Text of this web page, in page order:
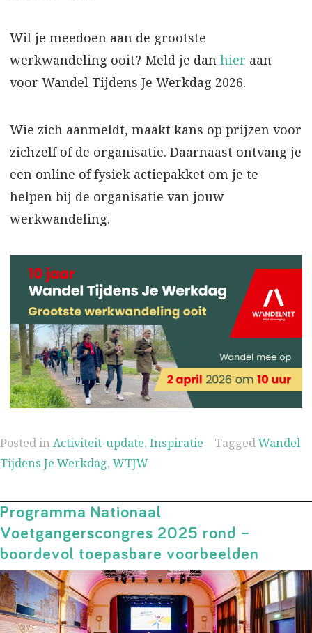
Wil je meedoen aan de grootste
werkwandeling ooit? Meld je dan hier aan
voor Wandel Tijdens Je Werkdag 2026.
Wie zich aanmeldt, maakt kans op prijzen voor
zichzelf of de organisatie. Daarnaast ontvang je
een online of fysiek actiepakket om je te
helpen bij de organisatie van jouw
werkwandeling.
Posted in Activiteit-update, Inspiratie TaggedWandel
Tijdens Je Werkdag,WTJW
Programma Nationaal
Voetgangerscongres 2025 rond –
boordevol toepasbare voorbeelden